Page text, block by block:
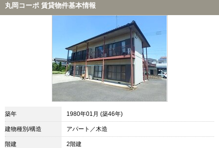
丸岡コーポ 賃貸物件基本情報
築年 1980年01月 (築46年)
建物種別/構造 アパート／木造
階建 2階建